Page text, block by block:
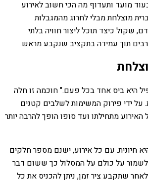
מועד ותעדוף מה הכי חשוב לאירוע
מוצלחת מבלי לחרוג מהמגבלות
שקול כיצד תוכל ליצור חוויה בלתי
תוך עמידה בתקציב שנקבע מראש.
היא ביס אחד בכל פעם." חוכמה זו חלה
על ידי פירוק המשימות לשלבים קטנים
האירוע מתחילתו ועד סופו הופך להרבה יותר
חיונית. עם כל אירוע, ישנם מספר חלקים
לשמור על כולם על המסלול כך ששום דבר
שתקבע ציר זמן, ניתן להכניס את כל